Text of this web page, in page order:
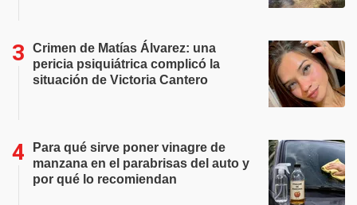
Crimen de Matías Álvarez: una
pericia psiquiátrica complicó la
situación de Victoria Cantero
Para qué sirve poner vinagre de
manzana en el parabrisas del auto y
por qué lo recomiendan